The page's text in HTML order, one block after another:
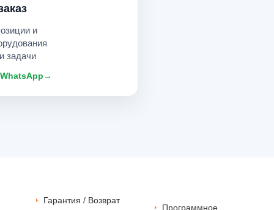
и
задачи
→
Гарантия / Возврат
Программное